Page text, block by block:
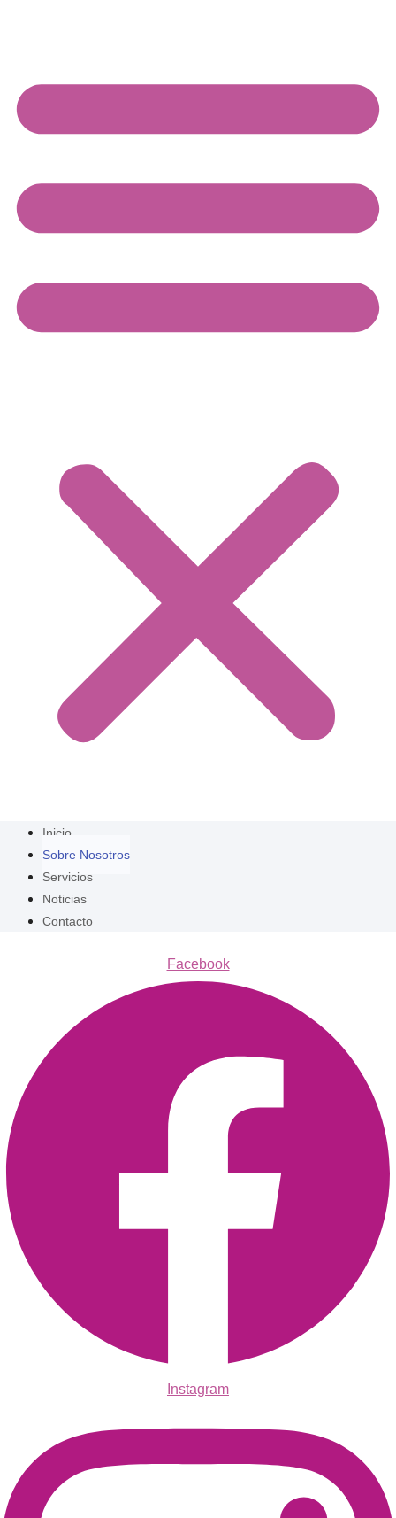
Inicio
Sobre Nosotros
Servicios
Noticias
Contacto
Facebook
Instagram